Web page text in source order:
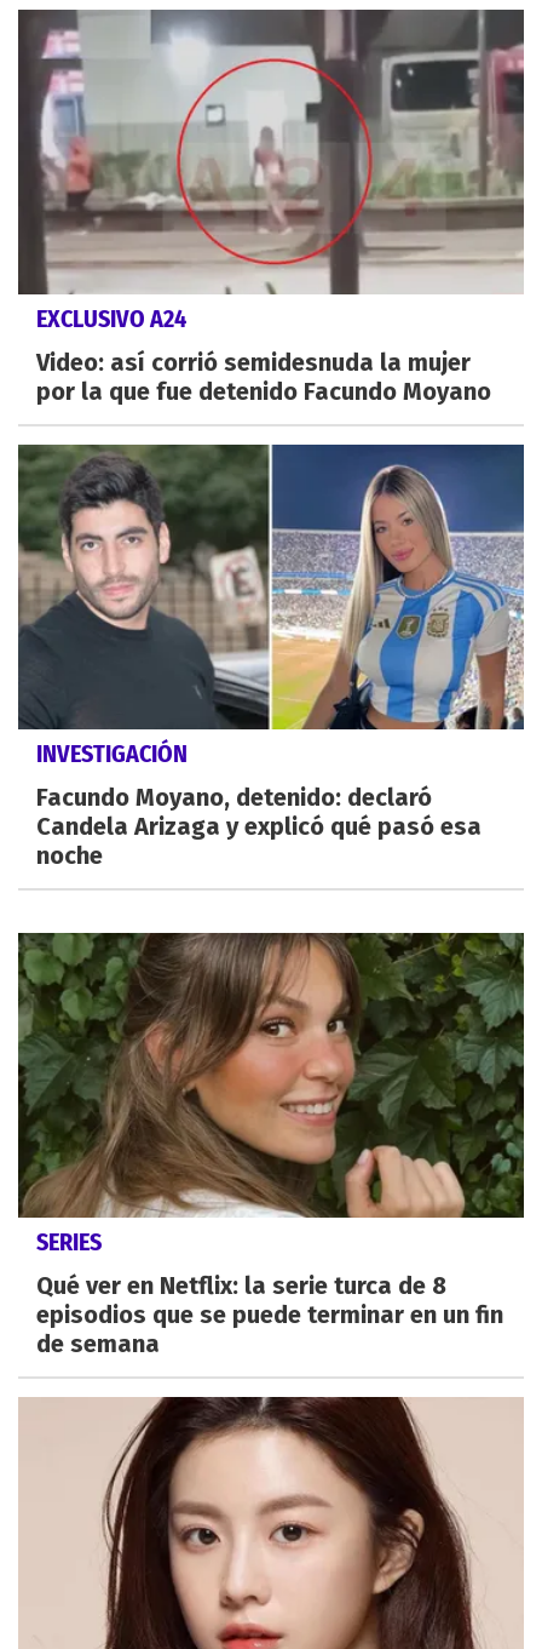
EXCLUSIVO A24
Video: así corrió semidesnuda la mujer
por la que fue detenido Facundo Moyano
INVESTIGACIÓN
Facundo Moyano, detenido: declaró
Candela Arizaga y explicó qué pasó esa
noche
SERIES
Qué ver en Netflix: la serie turca de 8
episodios que se puede terminar en un fin
de semana